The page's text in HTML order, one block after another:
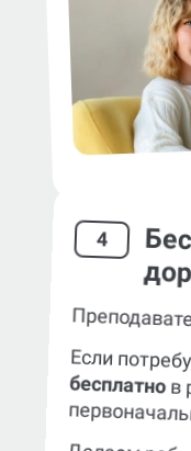
4
Если
бесплатнов